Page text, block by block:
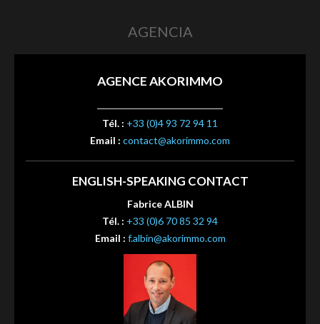
AGENCIA
AGENCE AKORIMMO
Tél. : +33 (0)4 93 72 94 11
Email : contact@akorimmo.com
ENGLISH-SPEAKING CONTACT
Fabrice ALBIN
Tél. : +33 (0)6 70 85 32 94
Email : f.albin@akorimmo.com